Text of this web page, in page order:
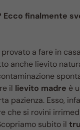
finalmente
a fare in
anche lievito
il lievito madre è
Esso,
si rovini
subito il